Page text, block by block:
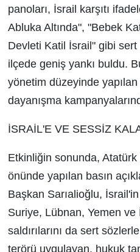
panoları, İsrail karşıtı
Abluka Altında", "Bebek
Devleti Katil İsrail" gibi
ilçede geniş yankı buldu.
yönetim düzeyinde
dayanışma
İSRAİL'E VE SESSİZ
Etkinliğin sonunda, Atatürk
önünde yapılan basın
Başkan Sarıalioğlu,
Suriye, Lübnan, Yemen
saldırılarını da sert
terörü uygulayan, hukuk